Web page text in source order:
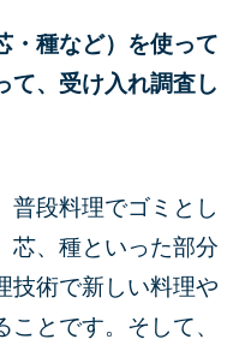
・種など）を使って
て、受け入れ調査し
普段料理でゴミとし
芯、種といった部分
技術で新しい料理や
とです。そして、